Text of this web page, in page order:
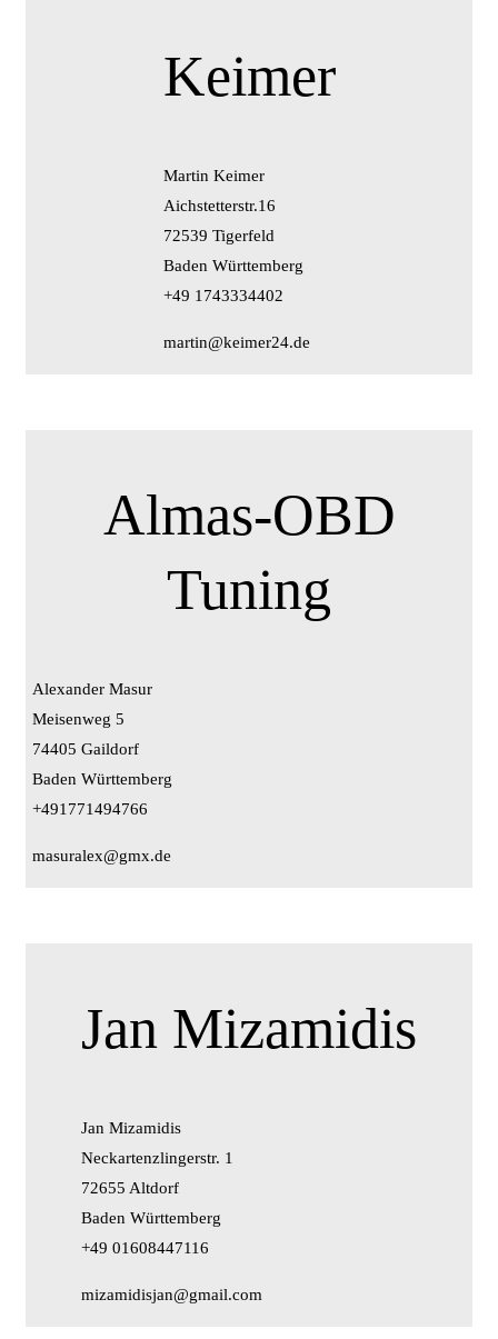
Keimer
Martin Keimer
Aichstetterstr.16
72539 Tigerfeld
Baden Württemberg
+49 1743334402
martin@keimer24.de
Almas-OBD
Tuning
Alexander Masur
Meisenweg 5
74405 Gaildorf
Baden Württemberg
+491771494766
masuralex@gmx.de
Jan Mizamidis
Jan Mizamidis
Neckartenzlingerstr. 1
72655 Altdorf
Baden Württemberg
+49 01608447116
mizamidisjan@gmail.com